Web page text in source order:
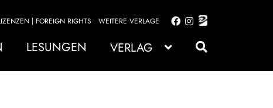
| FOREIGN RIGHTS WEITERE VERLAGE
Zur
springen
Zum
springen
LESUNGEN VERLAG